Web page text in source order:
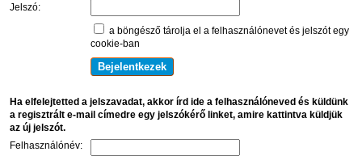
Jelszó:
a böngésző tárolja el a felhasználónevet és jelszót egy
cookie-ban
Ha elfelejtetted a jelszavadat, akkor írd ide a felhasználóneved és küldünk
a regisztrált e-mail címedre egy jelszókérő linket, amire kattintva küldjük
az új jelszót.
Felhasználónév: